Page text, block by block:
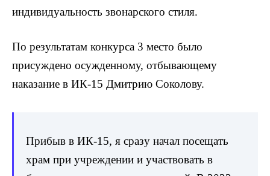
индивидуальность звонарского стиля.
По результатам конкурса 3 место было
присуждено осужденному, отбывающему
наказание в ИК-15 Дмитрию Соколову.
Прибыв в ИК-15, я сразу начал посещать
храм при учреждении и участвовать в